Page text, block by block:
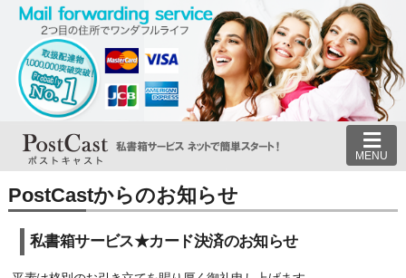
MENU
PostCastからのお知らせ
私書箱サービス★カード決済のお知らせ